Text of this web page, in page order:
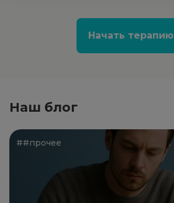
Начать терапию
Наш блог
##прочее